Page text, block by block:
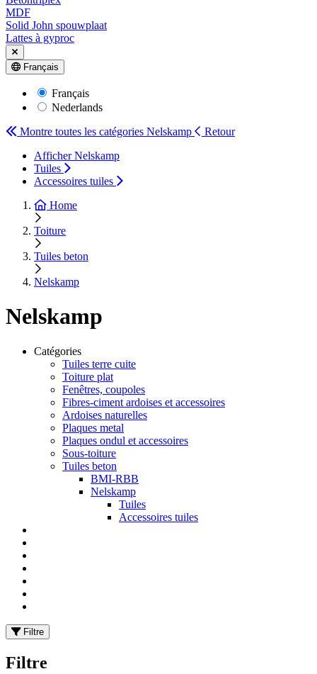
MDF
Solid John spouwplaat
Lattes à gyproc
Français
Français
Nederlands
Montre toutes les catégories Nelskamp
Retour
Afficher Nelskamp
Tuiles
Accessoires tuiles
Home
Toiture
Tuiles beton
Nelskamp
Nelskamp
Catégories
Tuiles terre cuite
Toiture plat
Fenêtres, coupoles
Fibres-ciment ardoises et accessoires
Ardoises naturelles
Plaques metal
Plaques ondul et accessoires
Sous-toiture
Tuiles beton
BMI-RBB
Nelskamp
Tuiles
Accessoires tuiles
Filtre
Filtre